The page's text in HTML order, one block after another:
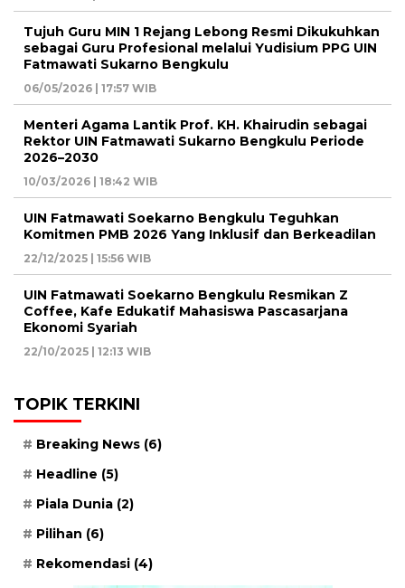
Tujuh Guru MIN 1 Rejang Lebong Resmi Dikukuhkan
sebagai Guru Profesional melalui Yudisium PPG UIN
Fatmawati Sukarno Bengkulu
06/05/2026 | 17:57 WIB
Menteri Agama Lantik Prof. KH. Khairudin sebagai
Rektor UIN Fatmawati Sukarno Bengkulu Periode
2026–2030
10/03/2026 | 18:42 WIB
UIN Fatmawati Soekarno Bengkulu Teguhkan
Komitmen PMB 2026 Yang Inklusif dan Berkeadilan
22/12/2025 | 15:56 WIB
UIN Fatmawati Soekarno Bengkulu Resmikan Z
Coffee, Kafe Edukatif Mahasiswa Pascasarjana
Ekonomi Syariah
22/10/2025 | 12:13 WIB
TOPIK TERKINI
Breaking News (6)
Headline (5)
Piala Dunia (2)
Pilihan (6)
Rekomendasi (4)